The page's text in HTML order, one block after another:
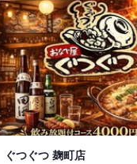
ぐつぐつ 麹町店